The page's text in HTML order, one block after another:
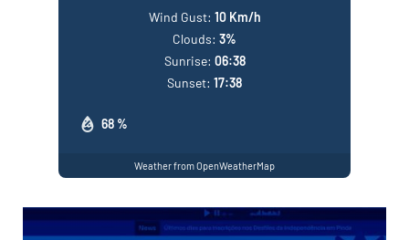
68 %
Wind Gust: 10 Km/h
Clouds: 3%
Sunrise: 06:38
Sunset: 17:38
Weather from OpenWeatherMap